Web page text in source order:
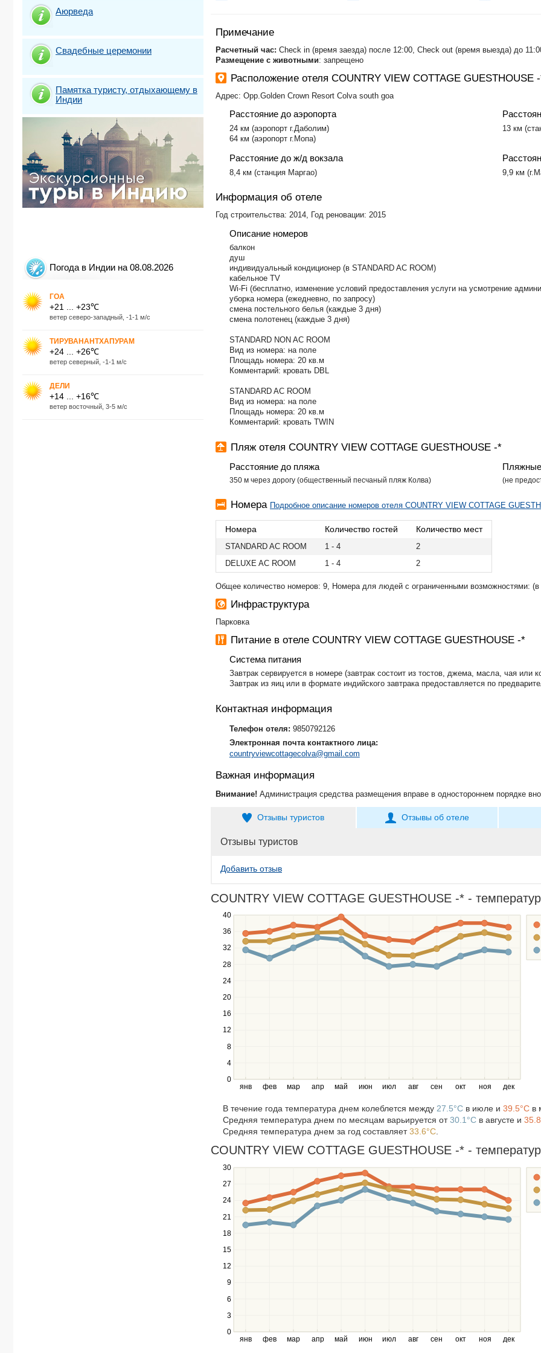
Аюрведа
Свадебные церемонии
Памятка туристу, отдыхающему в
Индии
Погода в Индии на 08.08.2026
ГОА
+21 ... +23℃
ветер северо-западный, -1-1 м/с
ТИРУВАНАНТХАПУРАМ
+24 ... +26℃
ветер северный, -1-1 м/с
ДЕЛИ
+14 ... +16℃
ветер восточный, 3-5 м/с
Южный Гоа. Палолем
Южный Гоа. Уторда
Примечание
​Расчетный час: Check in (время заезда) после 12:00, Check out (время выезда) до
Размещение с животными: запрещено
Расположение отеля COUNTRY VIEW COTTAGE GUESTHOUSE
Адрес: Opp.Golden Crown Resort Colva south goa
Расстояние до аэропорта
24 км (аэропорт г.Даболим)
64 км (аэропорт г.Мопа)
13 км
Расстояние до ж/д вокзала
8,4 км (станция Маргао) 9,9 км
Информация об отеле
Год строительства: 2014, Год реновации: 2015
Описание номеров
​​балкон
душ
индивидуальный кондиционер (в STANDARD AC ROOM)
кабельное TV
Wi-Fi (бесплатно, изменение условий предоставления услуги на усмотрение
уборка номера (ежедневно, по запросу)
смена постельного белья (каждые 3 дня)
смена полотенец (каждые 3 дня)
STANDARD NON AC ROOM
Вид из номера: на поле
Площадь номера: 20 кв.м
Комментарий: кровать DBL
STANDARD AC ROOM
Вид из номера: на поле
Площадь номера: 20 кв.м
Комментарий: кровать TWIN
Пляж отеля COUNTRY VIEW COTTAGE GUESTHOUSE -*
Расстояние до пляжа
350 м через дорогу (общественный песчаный пляж Колва) ​(не
Номера Подробное описание номеров отеля COUNTRY VIEW COTTAGE
Номера Количество гостей Количество мест
STANDARD AC ROOM 1 - 4
2
DELUXE AC ROOM
1 - 4 2
Общее количество номеров: 9, Номера для людей с ограниченными возможностями: (в
Инфраструктура
Парковка
Питание в отеле COUNTRY VIEW COTTAGE GUESTHOUSE -*
Система питания
Завтрак сервируется в номере (завтрак состоит из тостов, джема, масла, чая или
Завтрак из яиц или в формате индийского завтрака предоставляется по
Контактная информация
Телефон отеля: 9850792126
Электронная почта контактного лица:
countryviewcottagecolva@gmail.com
Важная информация
Внимание! Администрация средства размещения вправе в одностороннем порядке
Отзывы туристов Отзывы об отеле
Отзывы туристов
Добавить отзыв
COUNTRY VIEW COTTAGE GUESTHOUSE -* -
янв фев мар апр май июн июл авг сен окт ноя дек
0
4
8
12
16
20
24
28
32
36
40
Use
the
and
down
to
navigate
series.
Use
the
and
right
keys
navigate
through
items
in
a
series.
В течение года температура днем колеблется между 27.5°C в июле и 39.5°C в
Средняя температура днем по месяцам варьируется от30.1°C в августе и
Средняя температура днем за год составляет33.6°C
COUNTRY VIEW COTTAGE GUESTHOUSE -* -
янв фев мар апр май июн июл авг сен окт ноя дек
0
3
6
9
12
15
18
21
24
27
30
Use
the
and
down
to
navigate
series.
Use
the
and
right
keys